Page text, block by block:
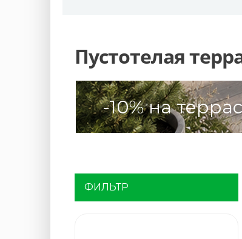
Пустотелая
-10% на
ФИЛЬТР